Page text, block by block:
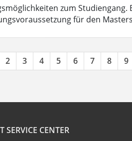
zum
für den
2 3 4 5 6 7 8 9
SERVICE CENTER